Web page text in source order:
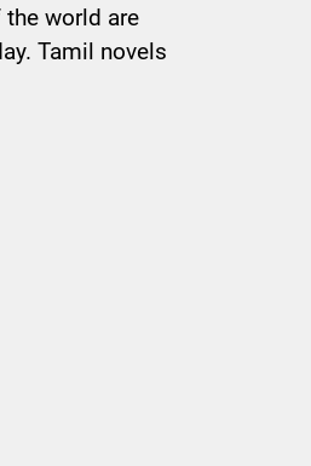
world are
Tamil novels